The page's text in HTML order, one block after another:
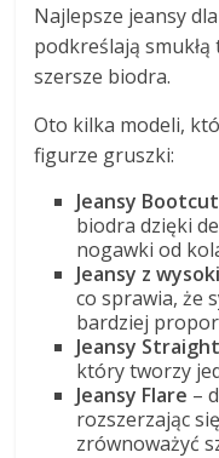
Najlepsze jeansy
podkreślają
szersze biodra.
Oto kilka modeli,
figurze gruszki:
Jeansy Bootcut
biodra dzięki
nogawki od
Jeansy z
co sprawia, że
bardziej
Jeansy
który tworzy
Jeansy Flare –
rozszerzając
zrównoważyć